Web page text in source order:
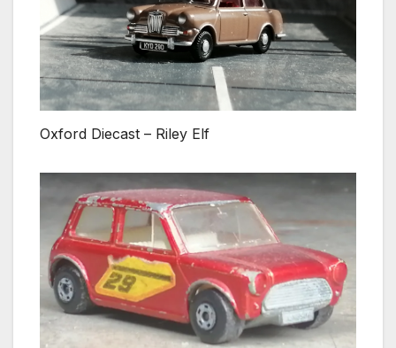
Oxford Diecast – Riley Elf